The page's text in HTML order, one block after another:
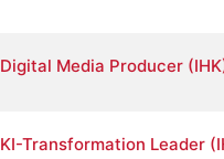
Digital Media Producer
KI-Transformation Leader